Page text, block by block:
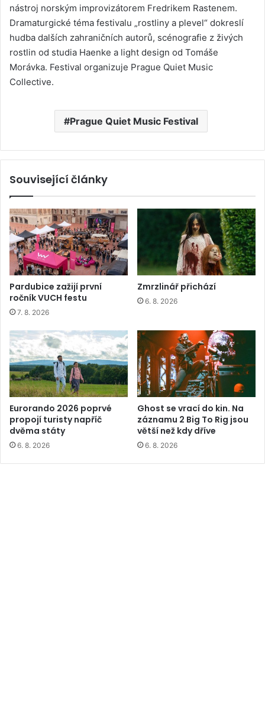
nástroj norským improvizátorem Fredrikem Rastenem.
Dramaturgické téma festivalu „rostliny a plevel“ dokreslí
hudba dalších zahraničních autorů, scénografie z živých
rostlin od studia Haenke a light design od Tomáše
Morávka. Festival organizuje Prague Quiet Music
Collective.
Prague Quiet Music Festival
Související články
Pardubice zažijí první
ročník VUCH festu
7. 8. 2026
Zmrzlinář přichází
6. 8. 2026
Eurorando 2026 poprvé
propojí turisty napříč
dvěma státy
6. 8. 2026
Ghost se vrací do kin. Na
záznamu 2 Big To Rig jsou
větší než kdy dříve
6. 8. 2026